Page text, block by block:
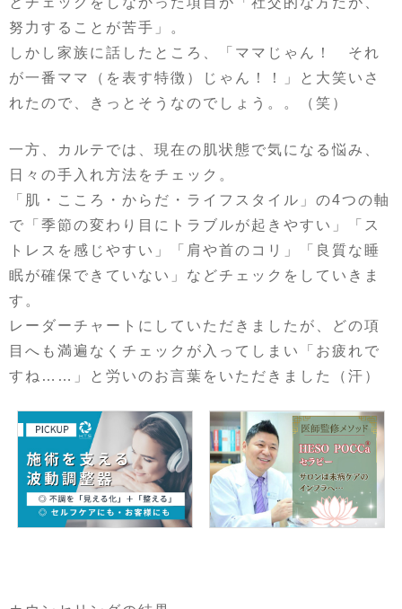
努力することが苦手」。
しかし家族に話したところ、「ママじゃん！ それ
が一番ママ（を表す特徴）じゃん！！」と大笑いさ
れたので、きっとそうなのでしょう。。（笑）
一方、カルテでは、現在の肌状態で気になる悩み、
日々の手入れ方法をチェック。
「肌・こころ・からだ・ライフスタイル」の4つの軸
で「季節の変わり目にトラブルが起きやすい」「ス
トレスを感じやすい」「肩や首のコリ」「良質な睡
眠が確保できていない」などチェックをしていきま
す。
レーダーチャートにしていただきましたが、どの項
目へも満遍なくチェックが入ってしまい「お疲れで
すね……」と労いのお言葉をいただきました（汗）